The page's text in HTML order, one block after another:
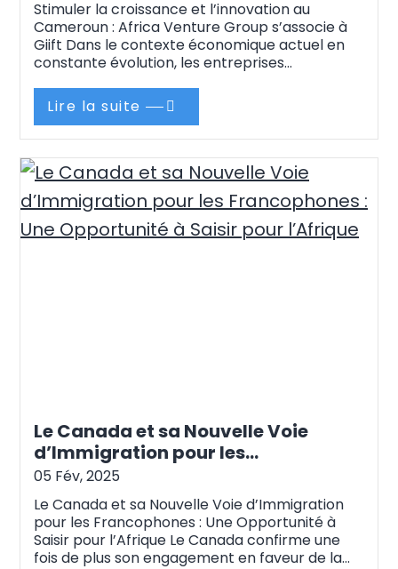
Stimuler la croissance et l’innovation au
Cameroun : Africa Venture Group s’associe à
Giift Dans le contexte économique actuel en
constante évolution, les entreprises
traditionnelles aux startups émergentes – ont
besoin de nouvelles stratégies pour rester
compétitives et assurer une croissance
Venture Group…Continue reading
Lire la suite
Le Canada et sa Nouvelle Voie
d’Immigration pour les
Francophones : Une Opportunité à
Saisir pour l’Afrique
05 Fév, 2025
Le Canada et sa Nouvelle Voie d’Immigration
pour les Francophones : Une Opportunité à
Saisir pour l’Afrique Le Canada confirme une
fois de plus son engagement en faveur de la